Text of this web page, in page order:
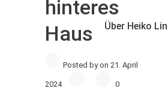
Über Heiko
hinteres
Haus
Posted by on 21. April
2024 0